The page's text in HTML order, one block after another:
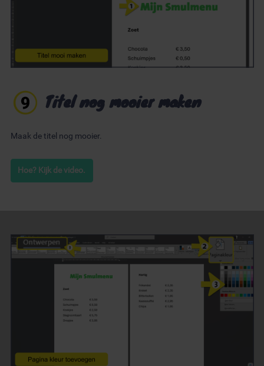
Titel nog mooier maken
Maak de titel nog mooier.
Hoe? Kijk de video.